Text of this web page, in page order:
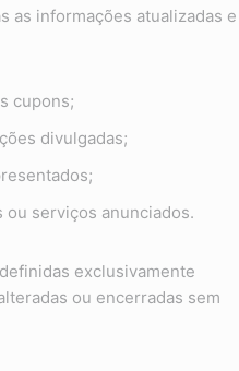
as informações atualizadas e
cupons;
divulgadas;
serviços anunciados.
exclusivamente
ou encerradas sem